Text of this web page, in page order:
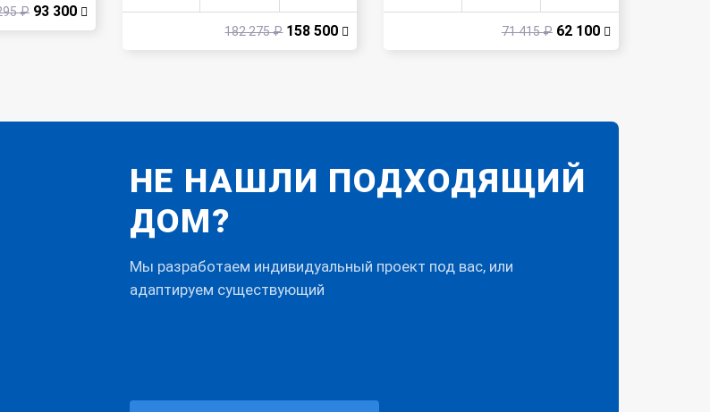
₽ 93 300
182 275 ₽ 158 500 71 415 ₽ 62 100
НЕ НАШЛИ ПОДХОДЯЩИЙ
ДОМ?
Мы разработаем индивидуальный проект под вас, или
адаптируем существующий